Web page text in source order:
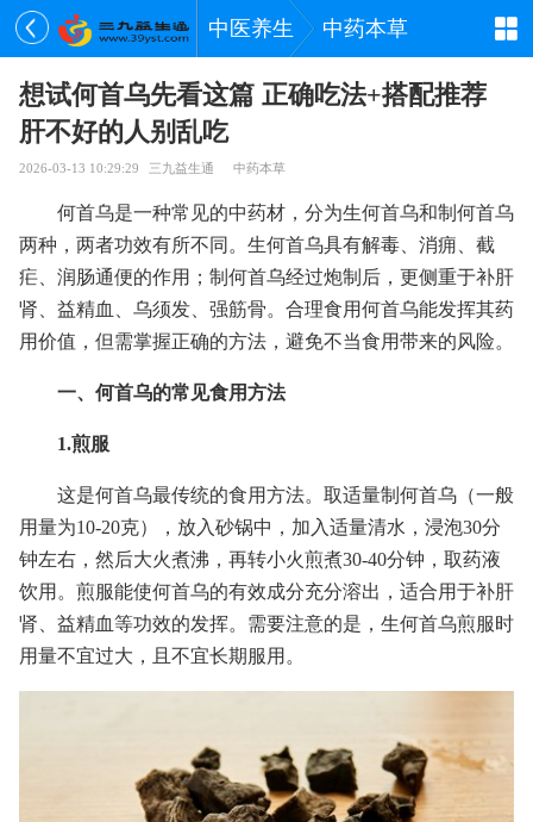
中医养生 中药本草
想试何首乌先看这篇 正确吃法+搭配推荐
肝不好的人别乱吃
2026-03-13 10:29:29 三九益生通 中药本草
何首乌是一种常见的中药材，分为生何首乌和制何首乌
两种，两者功效有所不同。生何首乌具有解毒、消痈、截
疟、润肠通便的作用；制何首乌经过炮制后，更侧重于补肝
肾、益精血、乌须发、强筋骨。合理食用何首乌能发挥其药
用价值，但需掌握正确的方法，避免不当食用带来的风险。
一、何首乌的常见食用方法
1.煎服
这是何首乌最传统的食用方法。取适量制何首乌（一般
用量为10-20克），放入砂锅中，加入适量清水，浸泡30分
钟左右，然后大火煮沸，再转小火煎煮30-40分钟，取药液
饮用。煎服能使何首乌的有效成分充分溶出，适合用于补肝
肾、益精血等功效的发挥。需要注意的是，生何首乌煎服时
用量不宜过大，且不宜长期服用。